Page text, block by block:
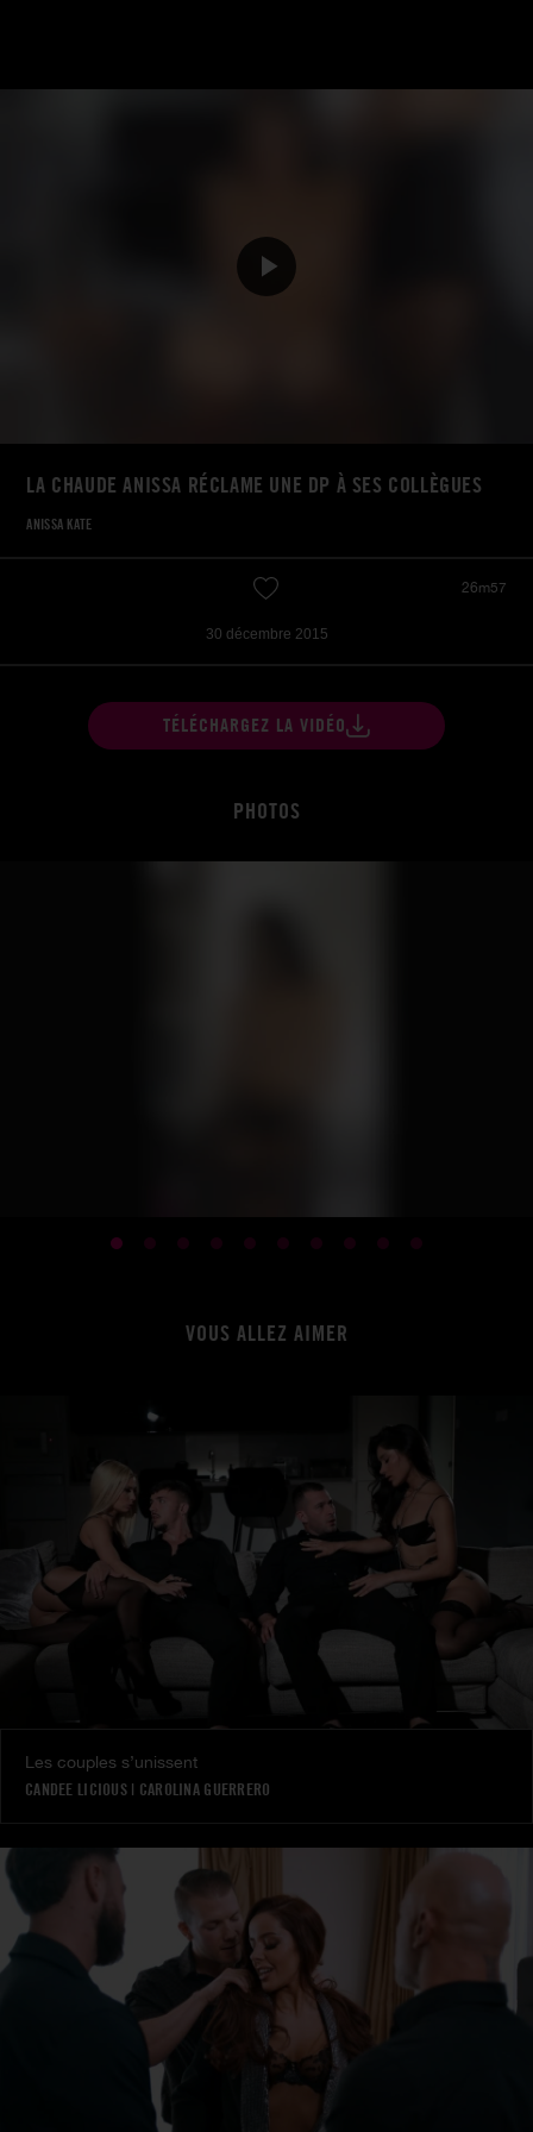
LA CHAUDE ANISSA RÉCLAME UNE DP À SES COLLÈGUES
ANISSA KATE
26m57
30 décembre 2015
TÉLÉCHARGEZ LA VIDÉO
PHOTOS
VOUS ALLEZ AIMER
Les couples s’unissent
CANDEE LICIOUS| CAROLINA GUERRERO